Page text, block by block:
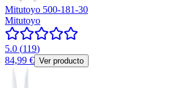
Mitutoyo 500-181-30
Mitutoyo
5.0 (119)
84,99 € Ver producto